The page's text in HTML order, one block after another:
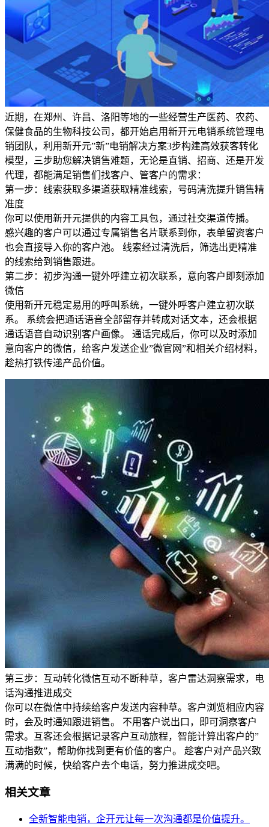
近期，在郑州、许昌、洛阳等地的一些经营生产医药、农药、
保健食品的生物科技公司，都开始启用新开元电销系统管理电
销团队，利用新开元”新”电销解决方案3步构建高效获客转化
模型，三步助您解决销售难题，无论是直销、招商、还是开发
代理，都能满足销售们找客户、管客户的需求：
第一步：线索获取多渠道获取精准线索，号码清洗提升销售精
准度
你可以使用新开元提供的内容工具包，通过社交渠道传播。
感兴趣的客户可以通过专属销售名片联系到你，表单留资客户
也会直接导入你的客户池。 线索经过清洗后，筛选出更精准
的线索给到销售跟进。
第二步：初步沟通一键外呼建立初次联系，意向客户即刻添加
微信
使用新开元稳定易用的呼叫系统，一键外呼客户建立初次联
系。 系统会把通话语音全部留存并转成对话文本，还会根据
通话语音自动识别客户画像。 通话完成后，你可以及时添加
意向客户的微信，给客户发送企业”微官网”和相关介绍材料，
趁热打铁传递产品价值。
第三步：互动转化微信互动不断种草，客户雷达洞察需求，电
话沟通推进成交
你可以在微信中持续给客户发送内容种草。客户浏览相应内容
时，会及时通知跟进销售。 不用客户说出口，即可洞察客户
需求。互客还会根据记录客户互动旅程，智能计算出客户的”
互动指数”，帮助你找到更有价值的客户。 趁客户对产品兴致
满满的时候，快给客户去个电话，努力推进成交吧。
相关文章
全新智能电销，企开元让每一次沟通都是价值提升。